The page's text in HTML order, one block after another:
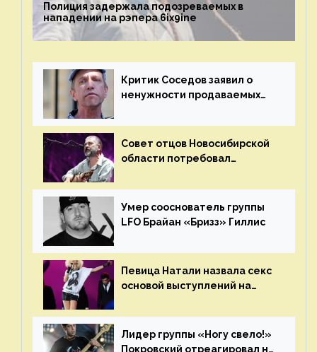
Полиция задержала подозреваемых в
нападении на рэпера 6ix9ine
Критик Соседов заявил о
ненужности продаваемых
Совет отцов Новосибирской
области потребовал
«Сплин»
Умер сооснователь группы
LFO Брайан «Бризз» Гиллис
Певица Натали назвала секс
основой выступлений на
Лидер группы «Ногу свело!»
Покровский отреагировал на